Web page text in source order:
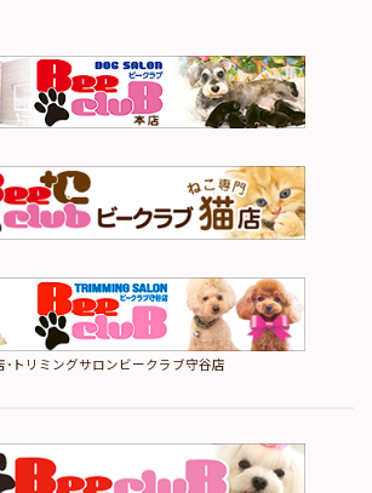
･トリミングサロンビークラブ守谷店